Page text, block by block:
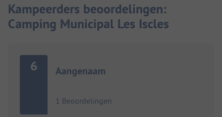
Kampeerders beoordelingen:
Camping Municipal Les Iscles
6 Aangenaam
1 Beoordelingen